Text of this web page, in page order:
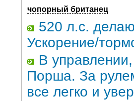
чопорный британец
520 л.с.
Ускорение/
В
Порша. За
все легко и